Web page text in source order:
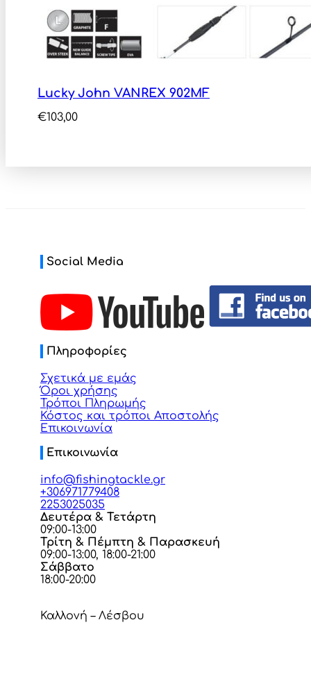
Lucky John VANREX 902MF
€103,00
Social Media
Πληροφορίες
Σχετικά με εμάς
Όροι χρήσης
Τρόποι Πληρωμής
Κόστος και τρόποι Αποστολής
Επικοινωνία
Επικοινωνία
info@fishingtackle.gr
+306971779408
2253025035
Δευτέρα & Τετάρτη
09:00-13:00
Τρίτη & Πέμπτη & Παρασκευή
09:00-13:00, 18:00-21:00
Σάββατο
18:00-20:00
Καλλονή – Λέσβου